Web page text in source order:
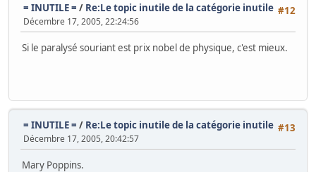
#12
= INUTILE = / Re:Le topic inutile de la catégorie inutile
Décembre 17, 2005, 22:24:56
Si le paralysé souriant est prix nobel de physique, c'est mieux.
#13
= INUTILE = / Re:Le topic inutile de la catégorie inutile
Décembre 17, 2005, 20:42:57
Mary Poppins.